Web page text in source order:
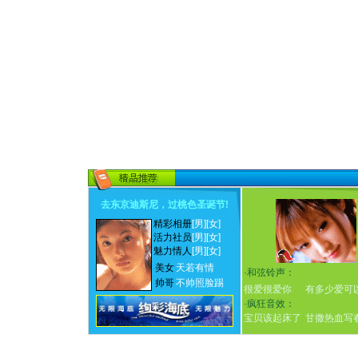
去东京迪斯尼，过桃色圣诞节!
精彩相册[男] [女]
活力社员 [男] [女]
魅力情人 [男] [女]
美女 天若有情
帅哥不帅照脸踢
·和弦铃声：
很爱很爱你
有多少爱可
·疯狂音效：
宝贝该起床了 甘撒热血写